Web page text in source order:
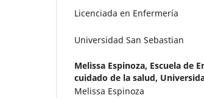
Licenciada en Enfermería
Universidad San Sebastian
Melissa Espinoza, Escuela de
cuidado de la salud,
Melissa Espinoza